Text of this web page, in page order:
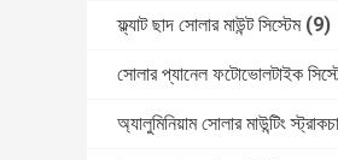
ফ্ল্যাট ছাদ সোলার মাউন্ট সিস্টেম (9)
সোলার প্যানেল ফটোভোলটাইক
অ্যালুমিনিয়াম সোলার মাউন্টিং